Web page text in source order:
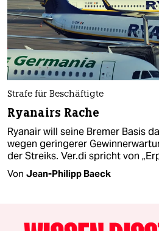
Strafe für Beschäftigte
Ryanairs Rache
Ryanair will seine Bremer Basis
wegen geringerer
der Streiks. Ver.di spricht von
Von Jean-Philipp Baeck